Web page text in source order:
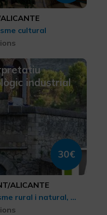
cultural
industrial
30€
ALICANTE
Turisme cultural, Turisme rural i natural, Turisme cultural, Ecoturisme